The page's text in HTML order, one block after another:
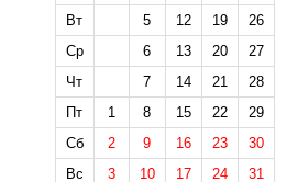
Вт
5 12 19
26
Ср
6 13 20
27
Чт
7 14 21
28
Пт
1 8 15 22
29
Сб
2 9 16 23
30
Вс
3 10 17 24 31